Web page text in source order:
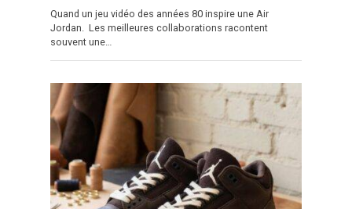
Quand un jeu vidéo des années 80 inspire une Air
Jordan. Les meilleures collaborations racontent
souvent une…